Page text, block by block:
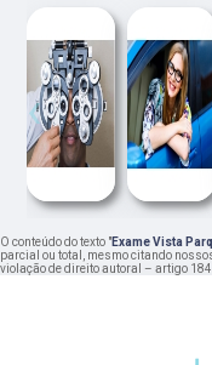
‹
O conteúdo do texto "Exame Vista
parcial ou total, mesmo citando
violação de direito autoral – artigo